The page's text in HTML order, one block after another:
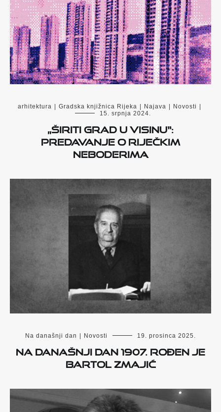
arhitektura Gradska knjižnica Rijeka Najava Novosti
15. srpnja 2024.
„Širiti grad u visinu“:
predavanje o riječkim
neboderima
Na današnji dan Novosti 19. prosinca 2025.
Na današnji dan 1907. rođen je
Bartol Zmajić